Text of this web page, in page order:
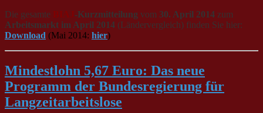
Die gesamte BIAJ-Kurzmitteilung vom 30. April 2014 zum
Arbeitsmarkt im April 2014 (Ländervergleich) finden Sie hier:
Download (Mai 2014: hier)
Mindestlohn 5,67 Euro: Das neue
Programm der Bundesregierung für
Langzeitarbeitslose